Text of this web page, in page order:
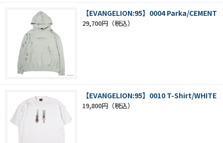
【EVANGELION:95】0004 Parka/CEMENT
29,700円
【EVANGELION:95】0010 T-Shirt/WHITE
19,800円